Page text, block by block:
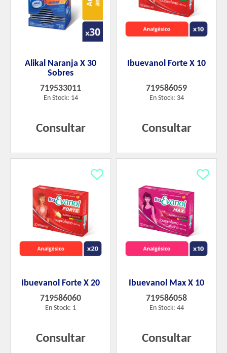
Alikal Naranja X 30
Sobres
719533011
En Stock: 14
Consultar
Ibuevanol Forte X 10
719586059
En Stock: 34
Consultar
Ibuevanol Forte X 20
719586060
En Stock: 1
Consultar
Ibuevanol Max X 10
719586058
En Stock: 44
Consultar